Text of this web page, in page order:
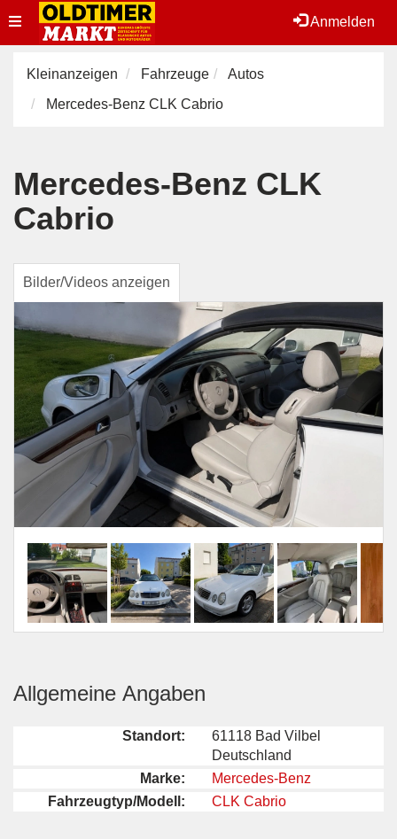
Anmelden
Toggle
navigation
Kleinanzeigen Fahrzeuge
Autos
Mercedes-Benz CLK Cabrio
Mercedes-Benz CLK
Cabrio
Bilder/Videos anzeigen
Allgemeine Angaben
Standort:
61118 Bad Vilbel
Deutschland
Marke:
Mercedes-Benz
Fahrzeugtyp/Modell:
CLK Cabrio